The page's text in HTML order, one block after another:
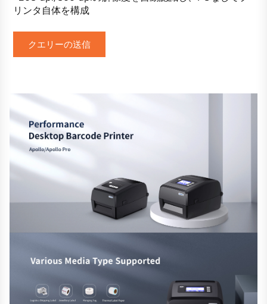
リンタ自体を構成
クエリーの送信